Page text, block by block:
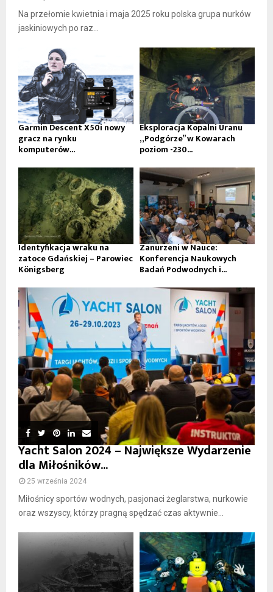
Na przełomie kwietnia i maja 2025 roku polska grupa nurków
jaskiniowych po raz...
Garmin Descent X50i nowy
gracz na rynku
komputerów...
Eksploracja Kopalni Uranu
„Podgórze” w Kowarach
poziom -230...
Identyfikacja wraku na
zatoce Gdańskiej – Parowiec
Königsberg
Zanurzeni w Nauce:
Konferencja Naukowych
Badań Podwodnych i...
Yacht Salon 2024 – Największe Wydarzenie
dla Miłośników...
25 września 2024
Miłośnicy sportów wodnych, pasjonaci żeglarstwa, nurkowie
oraz wszyscy, którzy pragną spędzać czas aktywnie...